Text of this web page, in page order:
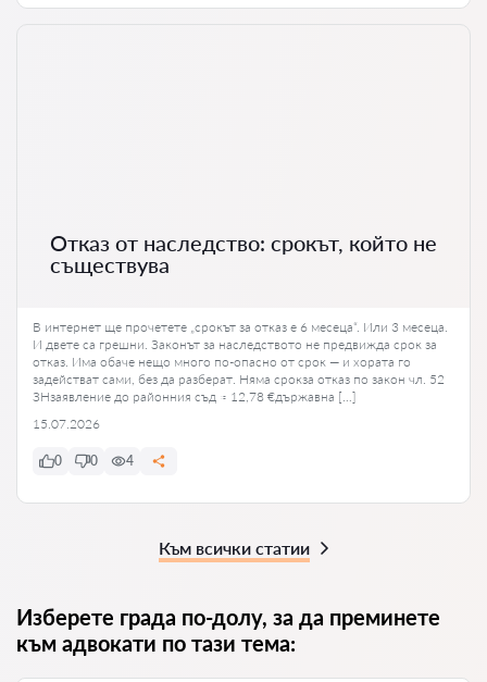
Отказ от наследство: срокът, който не
съществува
В интернет ще прочетете „срокът за отказ е 6 месеца“. Или 3 месеца.
И двете са грешни. Законът за наследството не предвижда срок за
отказ. Има обаче нещо много по-опасно от срок — и хората го
задействат сами, без да разберат. Няма срокза отказ по закон чл. 52
ЗНзаявление до районния съд ≈ 12,78 €държавна […]
15.07.2026
0 0 4
Към всички статии
Изберете града по-долу, за да преминете
към адвокати по тази тема: